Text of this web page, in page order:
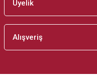
Üyelik
Alışveriş